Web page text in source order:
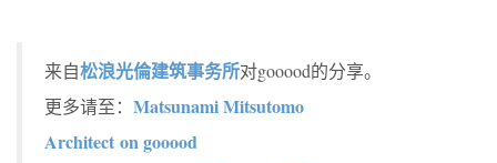
来自松浪光倫建筑事务所对gooood的分享。
更多请至： Matsunami Mitsutomo
Architect on gooood